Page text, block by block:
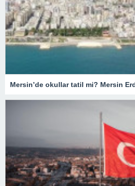
Mersin’de okullar tatil mi? Mersin